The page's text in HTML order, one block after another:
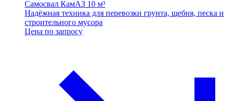
Самосвал КамАЗ 10 м³
Надёжная техника для перевозки грунта, щебня, песка и
строительного мусора
Цена по запросу